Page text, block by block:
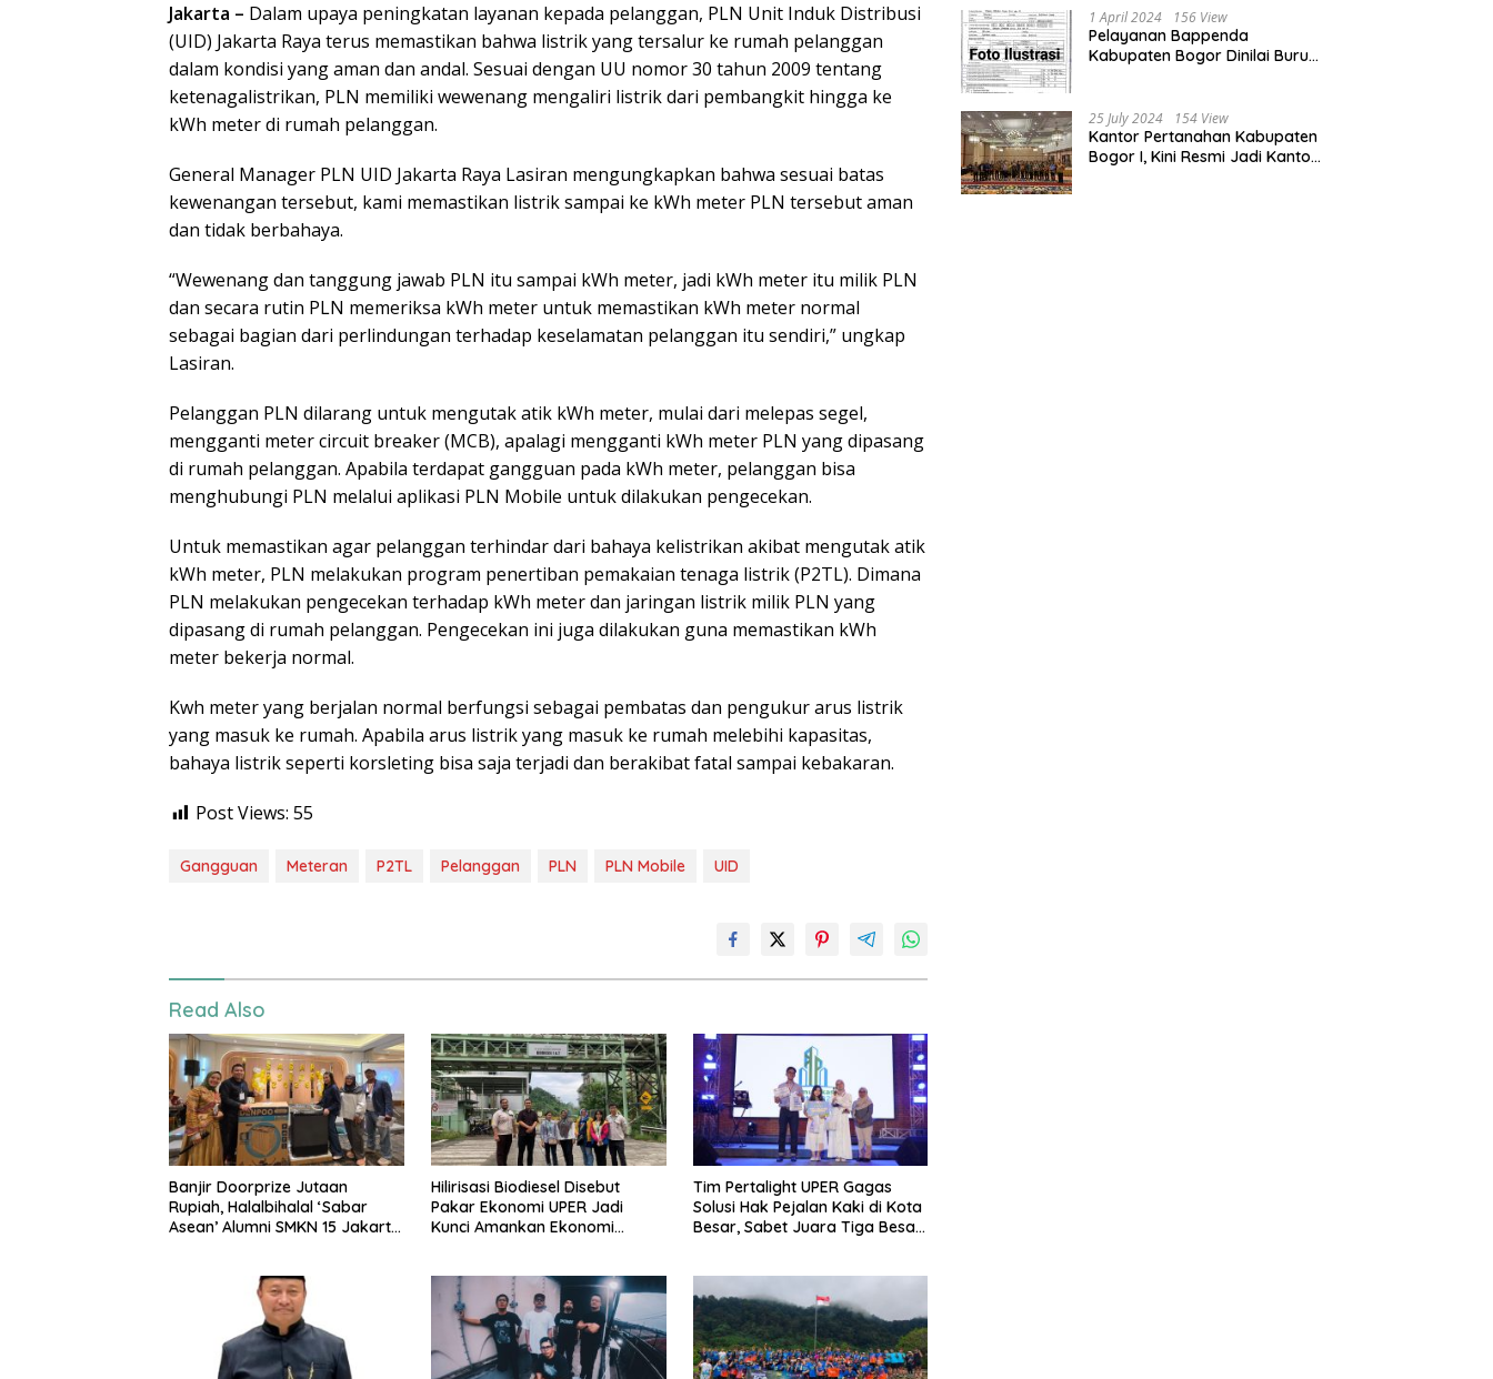
Jakarta – Dalam upaya peningkatan layanan kepada pelanggan, PLN Unit Induk Distribusi
(UID) Jakarta Raya terus memastikan bahwa listrik yang tersalur ke rumah pelanggan
dalam kondisi yang aman dan andal. Sesuai dengan UU nomor 30 tahun 2009 tentang
ketenagalistrikan, PLN memiliki wewenang mengaliri listrik dari pembangkit hingga ke
kWh meter di rumah pelanggan.
General Manager PLN UID Jakarta Raya Lasiran mengungkapkan bahwa sesuai batas
kewenangan tersebut, kami memastikan listrik sampai ke kWh meter PLN tersebut aman
dan tidak berbahaya.
“Wewenang dan tanggung jawab PLN itu sampai kWh meter, jadi kWh meter itu milik PLN
dan secara rutin PLN memeriksa kWh meter untuk memastikan kWh meter normal
sebagai bagian dari perlindungan terhadap keselamatan pelanggan itu sendiri,” ungkap
Lasiran.
Pelanggan PLN dilarang untuk mengutak atik kWh meter, mulai dari melepas segel,
mengganti meter circuit breaker (MCB), apalagi mengganti kWh meter PLN yang dipasang
di rumah pelanggan. Apabila terdapat gangguan pada kWh meter, pelanggan bisa
menghubungi PLN melalui aplikasi PLN Mobile untuk dilakukan pengecekan.
Untuk memastikan agar pelanggan terhindar dari bahaya kelistrikan akibat mengutak atik
kWh meter, PLN melakukan program penertiban pemakaian tenaga listrik (P2TL). Dimana
PLN melakukan pengecekan terhadap kWh meter dan jaringan listrik milik PLN yang
dipasang di rumah pelanggan. Pengecekan ini juga dilakukan guna memastikan kWh
meter bekerja normal.
Kwh meter yang berjalan normal berfungsi sebagai pembatas dan pengukur arus listrik
yang masuk ke rumah. Apabila arus listrik yang masuk ke rumah melebihi kapasitas,
bahaya listrik seperti korsleting bisa saja terjadi dan berakibat fatal sampai kebakaran.
Post Views: 55
Gangguan Meteran P2TL Pelanggan PLN PLN Mobile UID
Read Also
Banjir Doorprize Jutaan
Rupiah, Halalbihalal ‘Sabar
Asean’ Alumni SMKN 15 Jakarta
Hilirisasi Biodiesel Disebut
Pakar Ekonomi UPER Jadi
Kunci Amankan Ekonomi
Tim Pertalight UPER Gagas
Solusi Hak Pejalan Kaki di Kota
Besar, Sabet Juara Tiga Besar
1 April 2024 156 View
Pelayanan Bappenda
Kabupaten Bogor Dinilai Buruk,
25 July 2024 154 View
Kantor Pertanahan Kabupaten
Bogor I, Kini Resmi Jadi Kantor